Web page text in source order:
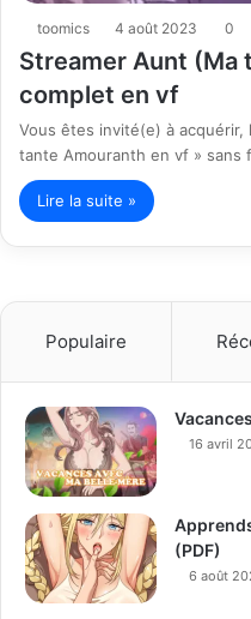
toomics 4 août 2023 0
Streamer Aunt (Ma
complet en vf
Vous êtes invité(e) à
tante Amouranth en vf »
Lire la suite »
Populaire
16 avril
(PDF)
6 août